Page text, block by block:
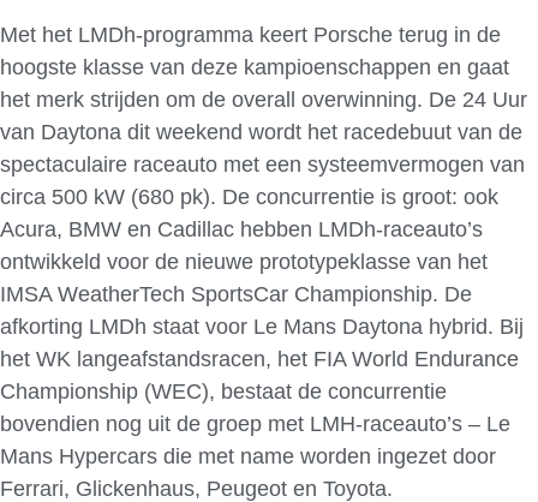
Met het LMDh-programma keert Porsche terug in de
hoogste klasse van deze kampioenschappen en gaat
het merk strijden om de overall overwinning. De 24 Uur
van Daytona dit weekend wordt het racedebuut van de
spectaculaire raceauto met een systeemvermogen van
circa 500 kW (680 pk). De concurrentie is groot: ook
Acura, BMW en Cadillac hebben LMDh-raceauto’s
ontwikkeld voor de nieuwe prototypeklasse van het
IMSA WeatherTech SportsCar Championship. De
afkorting LMDh staat voor Le Mans Daytona hybrid. Bij
het WK langeafstandsracen, het FIA World Endurance
Championship (WEC), bestaat de concurrentie
bovendien nog uit de groep met LMH-raceauto’s – Le
Mans Hypercars die met name worden ingezet door
Ferrari, Glickenhaus, Peugeot en Toyota.